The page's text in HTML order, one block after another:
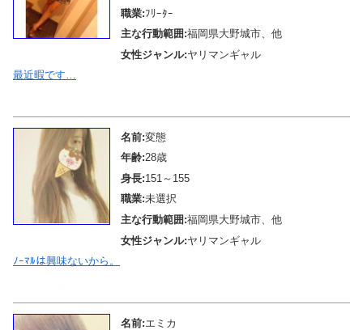
職業:ﾌﾘｰﾀｰ
主な行動範囲:福岡県大野城市、他
女性ジャンル:ヤリマンギャル
最近暇です…
名前:変態
年齢:28歳
身長:151～155
職業:未選択
主な行動範囲:福岡県大野城市、他
女性ジャンル:ヤリマンギャル
ﾉｰﾏﾙは興味ないから。
名前:エミカ